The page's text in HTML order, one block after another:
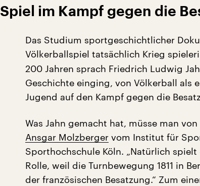
Spiel im Kampf gegen die
Das Studium sportgeschichtlicher
Völkerballspiel tatsächlich Krieg
200 Jahren sprach Friedrich Ludwig
Geschichte einging, von Völkerball als
Jugend auf den Kampf gegen die
Was Jahn gemacht hat, müsse man
Ansgar Molzberger vom Institut für
Sporthochschule Köln. „Natürlich
Rolle, weil die Turnbewegung 1811 in
der französischen Besatzung.“ Zum